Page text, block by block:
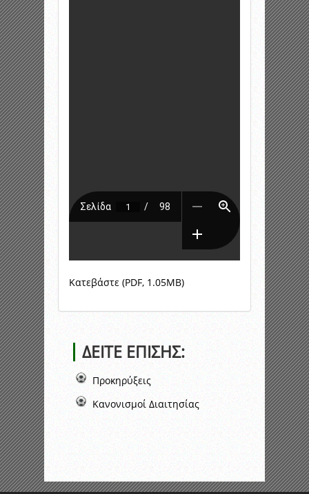
Κατεβάστε (PDF, 1.05MB)
ΔΕΙΤΕ ΕΠΙΣΗΣ:
Προκηρύξεις
Κανονισμοί Διαιτησίας